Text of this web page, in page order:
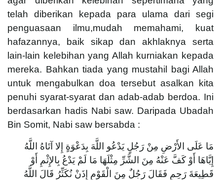
telah diberikan kepada para ulama dari segi
penguasaan ilmu,mudah memahami, kuat
hafazannya, baik sikap dan akhlaknya serta
lain-lain kelebihan yang Allah kurniakan kepada
mereka. Bahkan tiada yang mustahil bagi Allah
untuk mengabulkan doa tersebut asalkan kita
penuhi syarat-syarat dan adab-adab berdoa. Ini
berdasarkan hadis Nabi saw. Daripada Ubadah
Bin Somit, Nabi saw bersabda :
مَا عَلَى الأَرْضِ مِنْ رَجُلٍ يَدْعُو اللَّهَ بِدَعْوَةٍ إِلا آتَاهُ اللَّهُ
إِيَّاهَا أَوْ كَفَّ عَنْهُ مِنَ الشَّرِّ مِثْلَهَا مَا لَمْ يَدْعُ بِالإِثْمِ أَوْ
قَطِيعَةَ رَحِمٍ فَقَالَ رَجُلٌ مِنَ الْقَوْمِ إِذَنْ نُكَثِّرُ قَالَ اللَّهُ